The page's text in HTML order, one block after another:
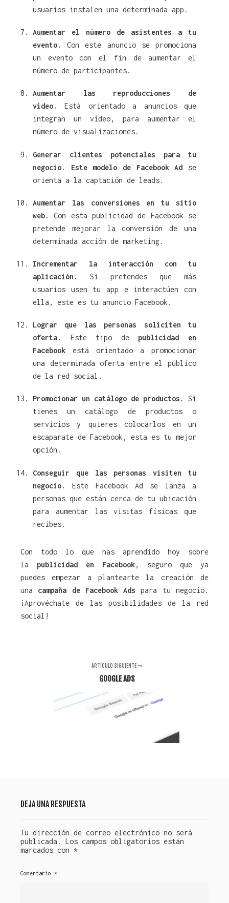
usuarios instalen una determinada app.
Aumentar el número de asistentes a tu
evento.
Con este anuncio se promociona
un evento con el fin de aumentar el
número de participantes.
Aumentar las reproducciones de
video.
Está orientado a anuncios que
integran un vídeo, para aumentar el
número de visualizaciones.
Generar clientes potenciales para tu
negocio. Este modelo de Facebook Ad se
orienta a la captación de leads.
Aumentar las conversiones en tu sitio
web.
Con esta publicidad de Facebook se
pretende mejorar la conversión de una
determinada acción de marketing.
Incrementar la interacción con tu
aplicación.
Si pretendes que más
usuarios usen tu app e interactúen con
ella, este es tu anuncio Facebook.
Lograr que las personas soliciten tu
oferta.
Este tipo de publicidad en
Facebook está orientado a promocionar
una determinada oferta entre el público
de la red social.
Promocionar un catálogo de productos. Si
tienes un catálogo de productos o
servicios y quieres colocarlos en un
escaparate de Facebook, esta es tu mejor
opción.
Conseguir que las personas visiten tu
negocio.
Este Facebook Ad se lanza a
personas que están cerca de tu ubicación
para aumentar las visitas físicas que
recibes.
Con todo lo que has aprendido hoy sobre
la publicidad en Facebook, seguro que ya
puedes empezar a plantearte la creación de
una campaña de Facebook Ads para tu negocio.
¡Aprovéchate de las posibilidades de la red
social!
ARTÍCULO SIGUIENTE
GOOGLE ADS
DEJA UNA RESPUESTA
Tu dirección de correo electrónico no será
publicada.
Los campos obligatorios están
marcados con *
Comentario *